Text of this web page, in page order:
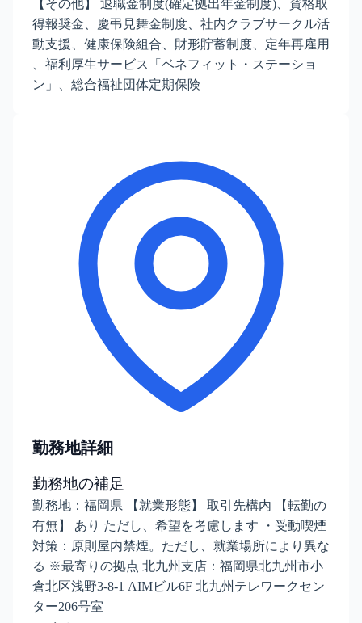
【その他】 退職金制度(確定拠出年金制度)、資格取
得報奨金、慶弔見舞金制度、社内クラブサークル活
動支援、健康保険組合、財形貯蓄制度、定年再雇用
、福利厚生サービス「ベネフィット・ステーショ
ン」、総合福祉団体定期保険
勤務地詳細
勤務地の補足
勤務地：福岡県 【就業形態】 取引先構内 【転勤の
有無】 あり ただし、希望を考慮します ・受動喫煙
対策：原則屋内禁煙。ただし、就業場所により異な
る ※最寄りの拠点 北九州支店：福岡県北九州市小
倉北区浅野3-8-1 AIMビル6F 北九州テレワークセン
ター206号室